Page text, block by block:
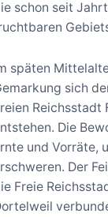
schon seit
späten
sich
Reichsstadt
Die
und Vorräte,
Der
Freie